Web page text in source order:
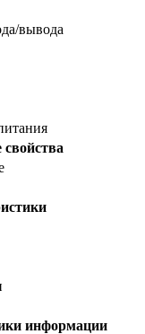
вывода
свойства
информации